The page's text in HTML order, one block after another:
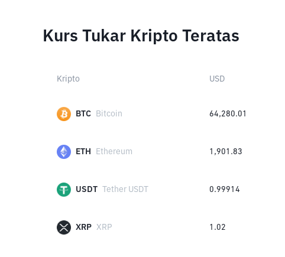
Kurs Tukar Kripto Teratas
Kripto USD
BTC Bitcoin 64,280.01
ETH Ethereum 1,901.83
USDT Tether USDT 0.99914
XRP XRP 1.02